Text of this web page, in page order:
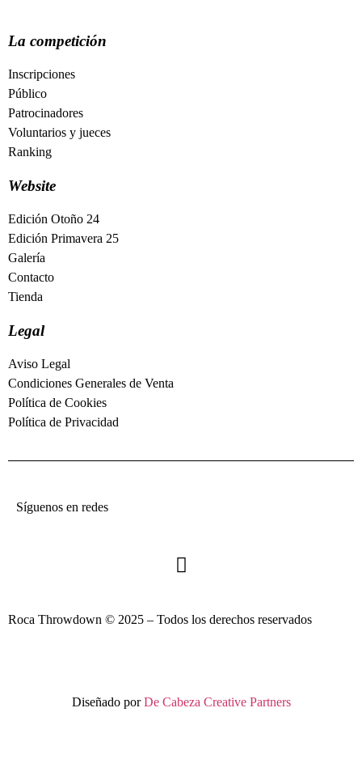
La competición
Inscripciones
Público
Patrocinadores
Voluntarios y jueces
Ranking
Website
Edición Otoño 24
Edición Primavera 25
Galería
Contacto
Tienda
Legal
Aviso Legal
Condiciones Generales de Venta
Política de Cookies
Política de Privacidad
Síguenos en redes
Roca Throwdown © 2025 – Todos los derechos reservados
Diseñado porDe Cabeza Creative Partners